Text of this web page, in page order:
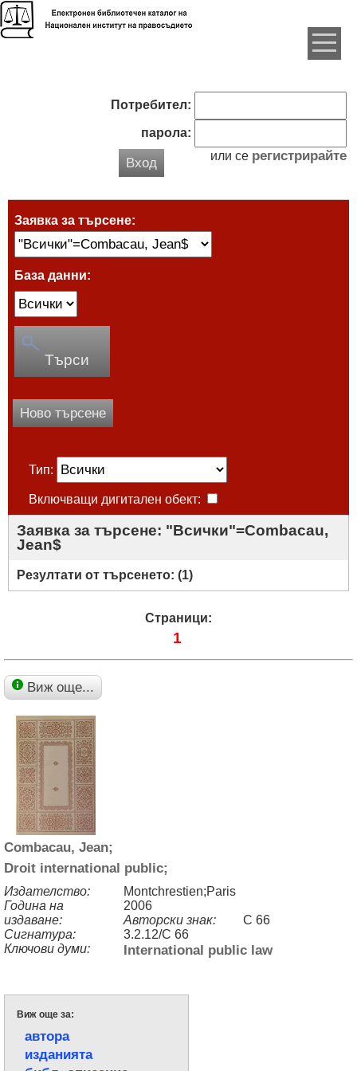
Потребител:
парола:
Вход или се регистрирайте
Заявка за търсене:
База данни:
Търси
Ново търсене
Тип:
Включващи дигитален обект:
Заявка за търсене: "Всички"=Combacau,
Jean$
Резултати от търсенето: (1)
Страници:
1
Виж още...
Combacau, Jean;
Droit international public;
Издателство:
Montchrestien;Paris
Година на
издаване:
2006
Авторски знак:
C 66
Сигнатура:
3.2.12/C 66
Ключови думи:
International public law
Виж още за:
автора
изданията